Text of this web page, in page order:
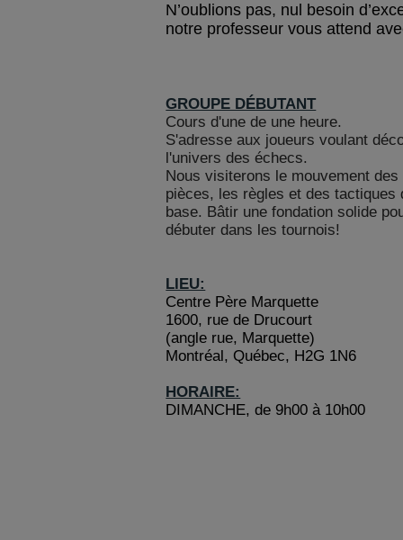
N’oublions pas, nul besoin
notre professeur vous attend
GROUPE DÉBUTANT
Cours d'une de une heure.
S'adresse aux joueurs voulant
l'univers des échecs.
Nous visiterons le mouvement des
pièces, les règles et des tactiques
base. Bâtir une fondation solide
débuter dans les tournois!
LIEU:
Centre Père Marquette
1600, rue de Drucourt
(angle rue, Marquette)
Montréal, Québec, H2G 1N6
HORAIRE:
DIMANCHE, de 9h00 à 10h00